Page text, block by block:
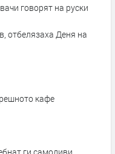
говорят на руски
отбелязаха Деня на
кафе